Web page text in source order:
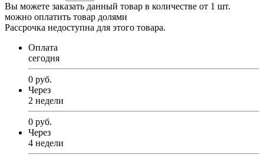
Вы можете заказать данный товар в количестве от 1 шт.
можно оплатить товар долями
Рассрочка недоступна для этого товара.
Оплата
сегодня
0 руб.
Через
2 недели
0 руб.
Через
4 недели